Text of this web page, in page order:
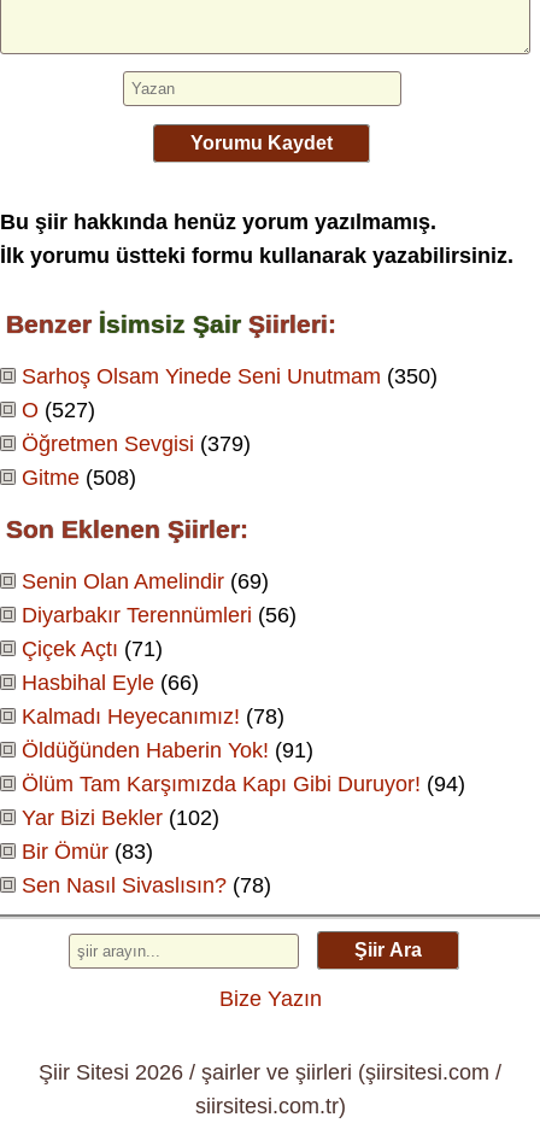
Yorumu Kaydet
Bu şiir hakkında henüz yorum yazılmamış.
İlk yorumu üstteki formu kullanarak yazabilirsiniz.
Benzer İsimsiz Şair Şiirleri:
Sarhoş Olsam Yinede Seni Unutmam (350)
O (527)
Öğretmen Sevgisi (379)
Gitme (508)
Son Eklenen Şiirler:
Senin Olan Amelindir (69)
Diyarbakır Terennümleri (56)
Çiçek Açtı (71)
Hasbihal Eyle (66)
Kalmadı Heyecanımız! (78)
Öldüğünden Haberin Yok! (91)
Ölüm Tam Karşımızda Kapı Gibi Duruyor! (94)
Yar Bizi Bekler (102)
Bir Ömür (83)
Sen Nasıl Sivaslısın? (78)
Şiir Ara
Bize Yazın
Şiir Sitesi 2026 / şairler ve şiirleri (şiirsitesi.com /
siirsitesi.com.tr)